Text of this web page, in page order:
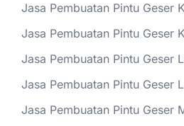
Jasa Pembuatan Pintu Geser
Jasa Pembuatan Pintu Geser
Jasa Pembuatan Pintu Geser
Jasa Pembuatan Pintu Geser
Jasa Pembuatan Pintu Geser